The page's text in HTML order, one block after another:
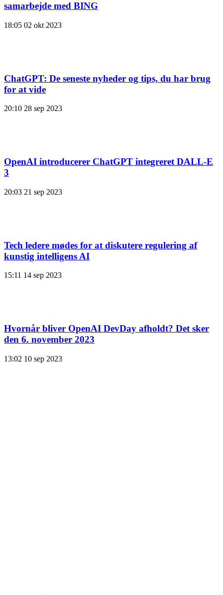
samarbejde med BING
18:05 02 okt 2023
ChatGPT: De seneste nyheder og tips, du har brug
for at vide
20:10 28 sep 2023
OpenAI introducerer ChatGPT integreret DALL-E
3
20:03 21 sep 2023
Tech ledere mødes for at diskutere regulering af
kunstig intelligens AI
15:11 14 sep 2023
Hvornår bliver OpenAI DevDay afholdt? Det sker
den 6. november 2023
13:02 10 sep 2023